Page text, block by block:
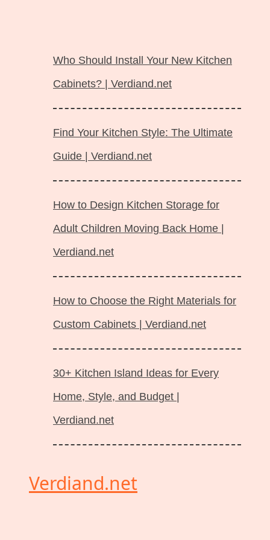
Who Should Install Your New Kitchen
Cabinets? | Verdiand.net
Find Your Kitchen Style: The Ultimate
Guide | Verdiand.net
How to Design Kitchen Storage for
Adult Children Moving Back Home |
Verdiand.net
How to Choose the Right Materials for
Custom Cabinets | Verdiand.net
30+ Kitchen Island Ideas for Every
Home, Style, and Budget |
Verdiand.net
Verdiand.net